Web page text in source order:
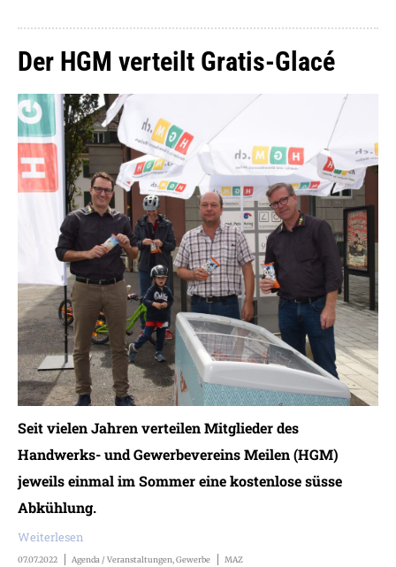
Der HGM verteilt Gratis-Glacé
Seit vielen Jahren verteilen Mitglieder des
Handwerks- und Gewerbevereins Meilen (HGM)
jeweils einmal im Sommer eine kostenlose süsse
Abkühlung.
Weiterlesen
07.07.2022 Agenda / Veranstaltungen, Gewerbe MAZ